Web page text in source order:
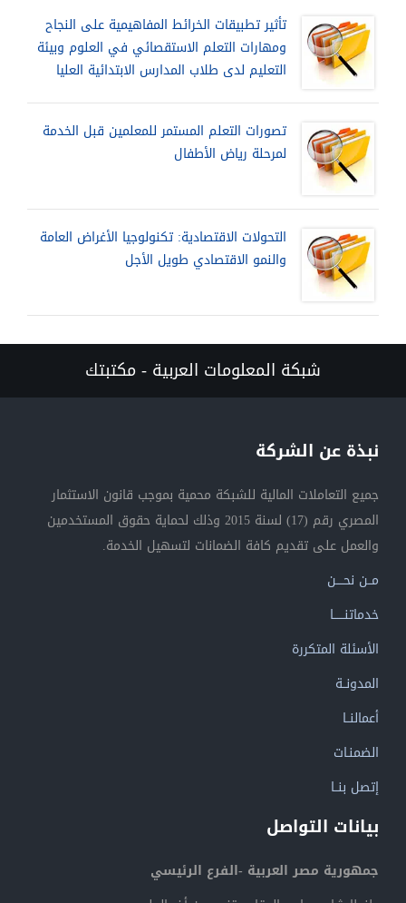
تأثير تطبيقات الخرائط المفاهيمية على النجاح
ومهارات التعلم الاستقصائي في العلوم وبيئة
التعليم لدى طلاب المدارس الابتدائية العليا
تصورات التعلم المستمر للمعلمين قبل الخدمة
لمرحلة رياض الأطفال
التحولات الاقتصادية: تكنولوجيا الأغراض العامة
والنمو الاقتصادي طويل الأجل
شبكة المعلومات العربية - مكتبتك
نبذة عن الشركة
جميع التعاملات المالية للشبكة محمية بموجب قانون الاستثمار
المصري رقم (17) لسنة 2015 وذلك لحماية حقوق المستخدمين
والعمل على تقديم كافة الضمانات لتسهيل الخدمة.
مــن نحــــن
خدماتنــــــا
الأسئلة المتكررة
المدونــة
أعمالنــا
الضمنـات
إتصل بنــا
بيانات التواصل
جمهورية مصر العربية -الفرع الرئيسي